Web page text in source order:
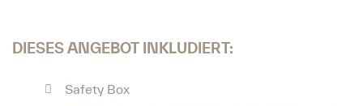
DIESES ANGEBOT INKLUDIERT:
Safety Box